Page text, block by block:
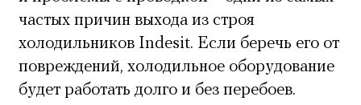
частых причин выхода из строя
холодильников Indesit. Если беречь его от
повреждений, холодильное оборудование
будет работать долго и без перебоев.